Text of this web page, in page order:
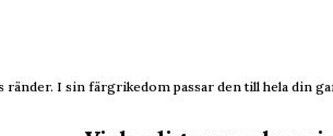
ränder. I sin färgrikedom passar den till hela din